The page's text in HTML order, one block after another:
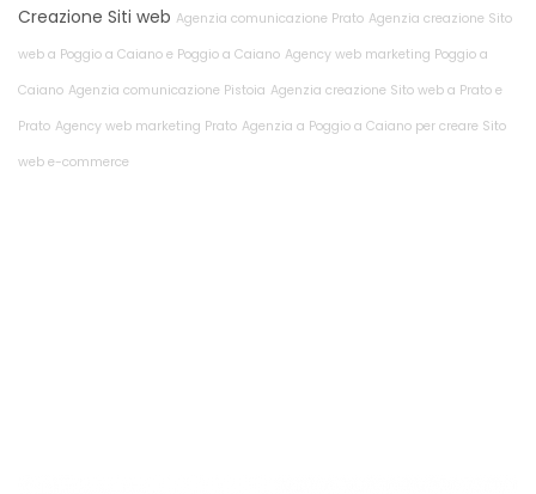
Creazione Siti web Agenzia comunicazione Prato Agenzia creazione Sito
web a Poggio a Caiano e Poggio a Caiano Agency web marketing Poggio a
Caiano Agenzia comunicazione Pistoia Agenzia creazione Sito web a Prato e
Prato Agency web marketing Prato Agenzia a Poggio a Caiano per creare Sito
web e-commerce